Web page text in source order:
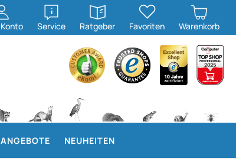
Konto Service
öffnen
Ratgeber
öffnen
Favoriten Warenkorb
ANGEBOTE NEUHEITEN